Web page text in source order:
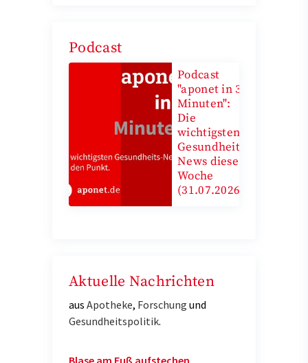
Podcast
Podcast
"aponet in 3
Minuten":
Die
wichtigsten
Gesundheits-
News diese
Woche
(31.07.2026)
Aktuelle Nachrichten
aus Apotheke, Forschung und
Gesundheitspolitik.